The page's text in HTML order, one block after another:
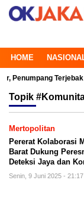
HOME
Terjebak
Topik
Mertopolitan
Pererat Kolaborasi
Barat Dukung
Deteksi Jaya dan
Senin, 9 Juni 2025 -